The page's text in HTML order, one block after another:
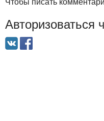
Чтобы писать
Авторизоваться